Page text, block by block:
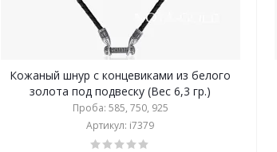
Кожаный шнур с концевиками из белого
золота под подвеску (Вес 6,3 гр.)
Проба: 585, 750, 925
Артикул: i7379